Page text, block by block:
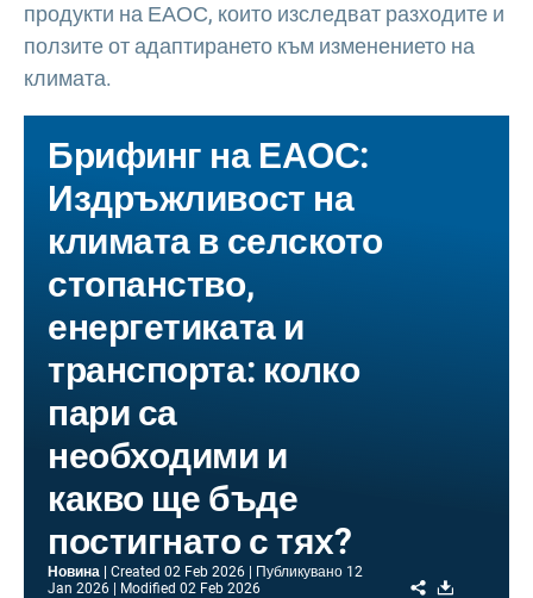
продукти на ЕАОС, които изследват разходите и
ползите от адаптирането към изменението на
климата.
Брифинг на ЕАОС:
Издръжливост на
климата в селското
стопанство,
енергетиката и
транспорта: колко
пари са
необходими и
какво ще бъде
постигнато с тях?
Новина Created 02 Feb 2026 Публикувано 12
Jan 2026
Modified 02 Feb 2026 Share